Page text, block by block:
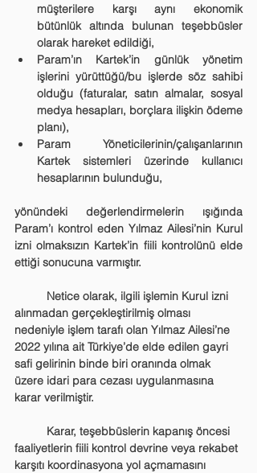
müşterilere karşı aynı ekonomik
bütünlük altında bulunan teşebbüsler
olarak hareket edildiği,
Param’ın Kartek’in günlük yönetim
işlerini yürüttüğü/bu işlerde söz sahibi
olduğu (faturalar, satın almalar, sosyal
medya hesapları, borçlara ilişkin ödeme
planı),
Param Yöneticilerinin/çalışanlarının
Kartek sistemleri üzerinde kullanıcı
hesaplarının bulunduğu,
yönündeki değerlendirmelerin ışığında
Param’ı kontrol eden Yılmaz Ailesi’nin Kurul
izni olmaksızın Kartek’in fiili kontrolünü elde
ettiği sonucuna varmıştır.
alınmadan gerçekleştirilmiş olması
nedeniyle işlem tarafı olan Yılmaz Ailesi’ne
2022 yılına ait Türkiye’de elde edilen gayri
safi gelirinin binde biri oranında olmak
üzere idari para cezası uygulanmasına
karar verilmiştir.
faaliyetlerin fiili kontrol devrine veya rekabet
karşıtı koordinasyona yol açmamasını